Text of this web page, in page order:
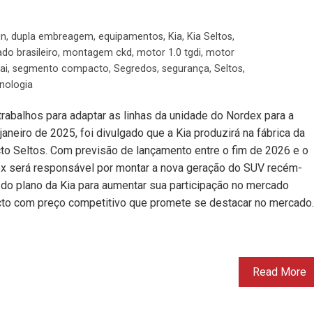
, dupla embreagem, equipamentos, Kia, Kia Seltos,
brasileiro, montagem ckd, motor 1.0 tgdi, motor
, segmento compacto, Segredos, segurança, Seltos,
para adaptar as linhas da unidade do Nordex para a
de 2025, foi divulgado que a Kia produzirá na fábrica da
Seltos. Com previsão de lançamento entre o fim de 2026 e o
será responsável por montar a nova geração do SUV recém-
plano da Kia para aumentar sua participação no mercado
com preço competitivo que promete se destacar no mercado.
Read More